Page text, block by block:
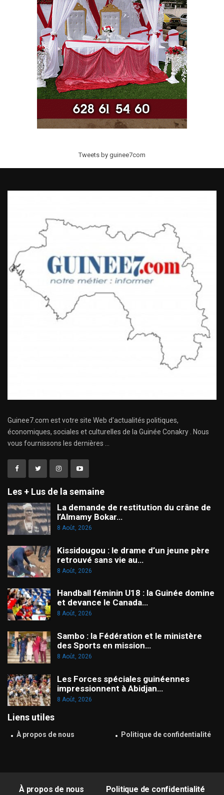
Tweets by guinee7com
Guinee7.com est votre site Web d'actualités politiques,
économiques, sociales et culturelles de la Guinée Conakry . Nous
vous fournissons les dernières ...
Les + Lus de la semaine
La demande de restitution du crâne de
l’Almamy Bokar…
8 Août, 2026
Kissidougou : le drame d’un jeune père
retrouvé sans vie au…
8 Août, 2026
Handball féminin U18 : la Guinée domine
et devance le Canada…
8 Août, 2026
Sambo : la Fédération et le ministère
des Sports en mission…
8 Août, 2026
Les Forces spéciales guinéennes
impressionnent à Abidjan…
8 Août, 2026
Liens utiles
À propos de nous Politique de confidentialité
À propos de nous Politique de confidentialité